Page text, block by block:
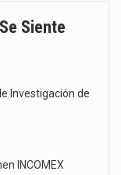
Siente
Investigación de
INCOMEX